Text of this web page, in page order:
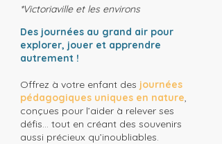
*Victoriaville et les environs
Des journées au grand air pour
explorer, jouer et apprendre
autrement !
Offrez à votre enfant des journées
pédagogiques uniques en nature,
conçues pour l’aider à relever ses
défis… tout en créant des souvenirs
aussi précieux qu’inoubliables.